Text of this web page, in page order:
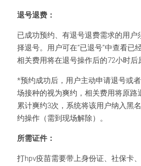
退号退费：
已成功预约、有退号退费需求的用户
择退号。用户可在“已退号”中查看已
相关费用将在退号操作后的72小时后
*预约成功后，用户主动申请退号或
场接种的视为爽约，相关费用将原路
累计爽约3次，系统将该用户纳入黑
约操作（需到现场解除）。
所需证件：
打hpv疫苗需要带上身份证、社保卡